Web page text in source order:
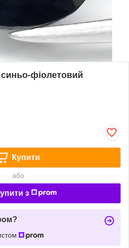
фіолетовий
Купити
або
з